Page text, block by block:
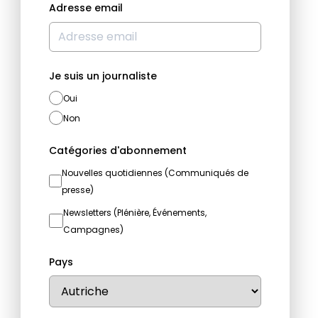
Adresse email
Je suis un journaliste
Oui
Non
Catégories d'abonnement
Nouvelles quotidiennes (Communiqués de
presse)
Newsletters (Plénière, Événements,
Campagnes)
Pays